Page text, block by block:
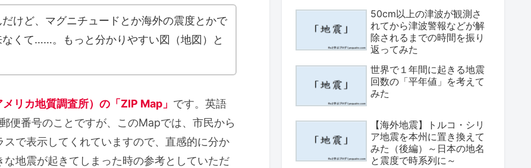
けど、マグニチュードとか海外の震度とかで
くて……。もっと分かりやすい図（地図）と
リカ地質調査所）の「ZIP Map」 です。英語
便番号のことですが、このMapでは、市民から
で表示してくれていますので、直感的に分か
地震が起きてしまった時の参考としていただ
50cm以上の津波が観測さ
れてから津波警報などが解
除されるまでの時間を振り
返ってみた
世界で１年間に起きる地震
回数の「平年値」を考えて
みた
【海外地震】トルコ・シリ
ア地震を本州に置き換えて
みた（後編）～日本の地名
と震度で時系列に～